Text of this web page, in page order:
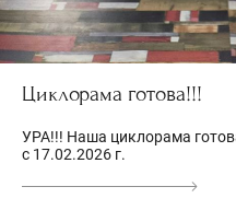
Циклорама готова!!!
УРА!!! Наша циклорама
с 17.02.2026 г.